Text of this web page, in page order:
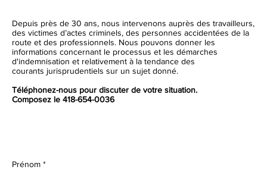
Depuis près de 30 ans, nous intervenons auprès des travailleurs,
des victimes d’actes criminels, des personnes accidentées de la
route et des professionnels. Nous pouvons donner les
informations concernant le processus et les démarches
d'indemnisation et relativement à la tendance des
courants jurisprudentiels sur un sujet donné.
Téléphonez-nous pour discuter de votre situation.
Composez le 418-654-0036
Prénom